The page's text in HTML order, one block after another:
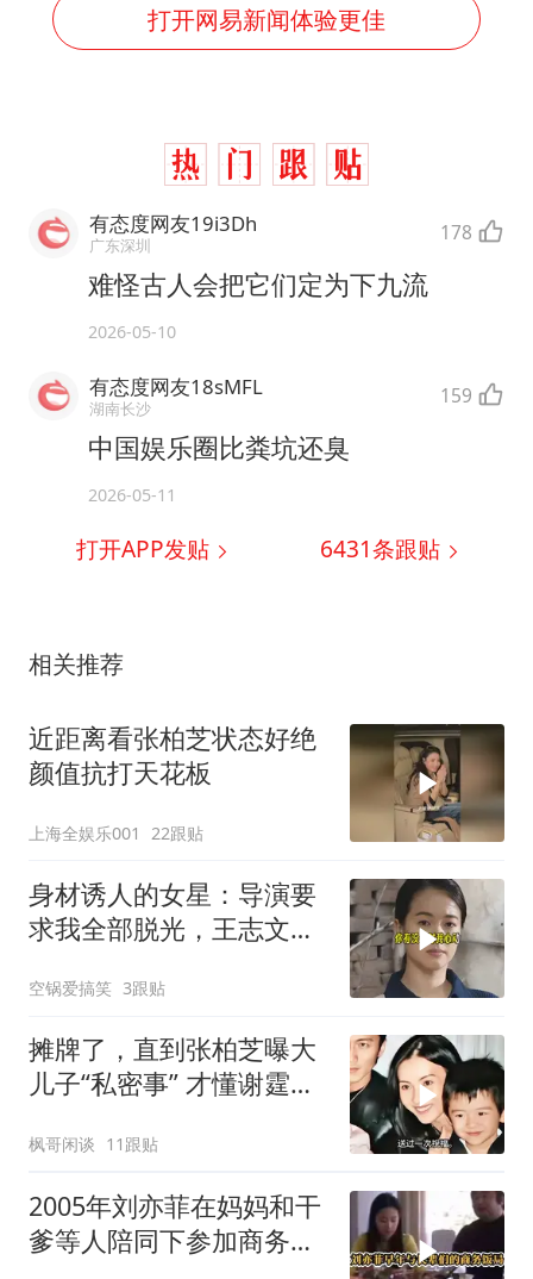
打开网易新闻体验更佳
有态度网友19i3Dh
广东深圳 178
难怪古人会把它们定为下九流
2026-05-10
有态度网友18sMFL
湖南长沙 159
中国娱乐圈比粪坑还臭
2026-05-11
打开APP发贴 6431条跟贴
相关推荐
近距离看张柏芝状态好绝
颜值抗打天花板
上海全娱乐001 22跟贴
身材诱人的女星：导演要
求我全部脱光，王志文的
空锅爱搞笑 3跟贴
摊牌了，直到张柏芝曝大
儿子“私密事” 才懂谢霆锋
枫哥闲谈 11跟贴
2005年刘亦菲在妈妈和干
爹等人陪同下参加商务饭